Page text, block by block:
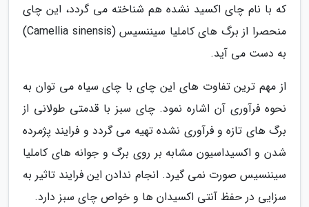
که با نام چای اکسید نشده هم شناخته می گردد، این چای
منحصرا از برگ های کاملیا سیننسیس (Camellia sinensis)
به دست می آید.
از مهم ترین تفاوت های این چای با چای سیاه می توان به
نحوه فرآوری آن اشاره نمود. چای سبز با قدمتی طولانی از
برگ های تازه و فرآوری نشده تهیه می گردد و فرایند پژمرده
شدن و اکسیداسیون مشابه بر روی برگ و جوانه های کاملیا
سیننسیس صورت نمی گیرد. انجام ندادن این فرایند تاثیر به
سزایی در حفظ آنتی اکسیدان ها و خواص چای سبز دارد.